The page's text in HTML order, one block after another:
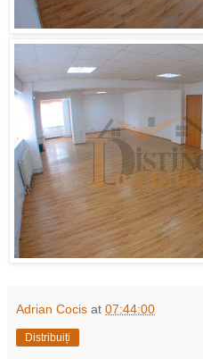
Adrian Cocis at 07:44:00
Distribuiți